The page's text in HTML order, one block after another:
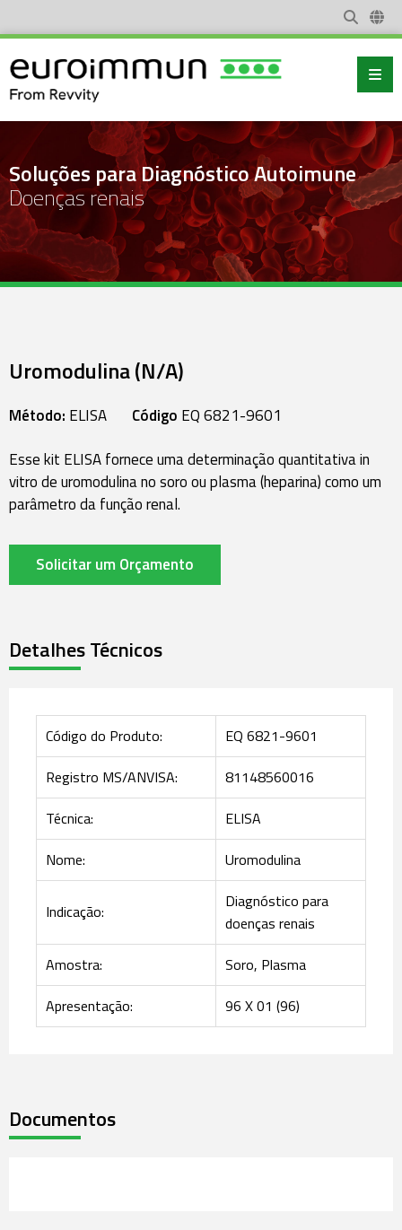
Soluções para Diagnóstico Autoimune
Doenças renais
Uromodulina (N/A)
Método: ELISA Código EQ 6821-9601
Esse kit ELISA fornece uma determinação quantitativa in
vitro de uromodulina no soro ou plasma (heparina) como um
parâmetro da função renal.
Solicitar um Orçamento
Detalhes Técnicos
Código do Produto:
EQ 6821-9601
Registro MS/ANVISA:
81148560016
Técnica:
ELISA
Nome:
Uromodulina
Indicação:
Diagnóstico para
doenças renais
Amostra:
Soro, Plasma
Apresentação:
96 X 01 (96)
Documentos